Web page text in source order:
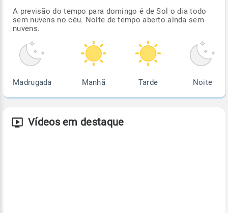
A previsão do tempo para domingo é de Sol o dia todo
sem nuvens no céu. Noite de tempo aberto ainda sem
nuvens.
Madrugada Manhã Tarde Noite
Vídeos em destaque